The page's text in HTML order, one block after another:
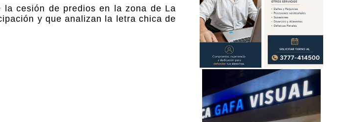
la cesión de predios en la zona de La
y que analizan la letra chica de